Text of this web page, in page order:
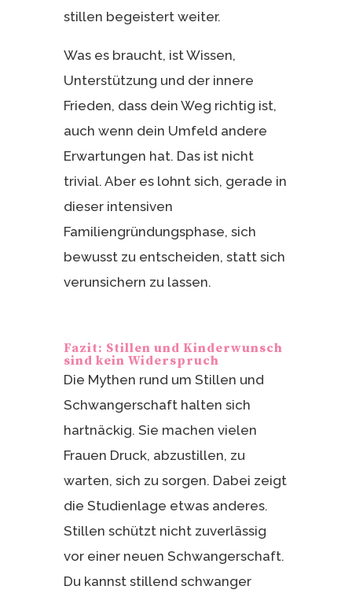
stillen begeistert weiter.
Was es braucht, ist Wissen,
Unterstützung und der innere
Frieden, dass dein Weg richtig ist,
auch wenn dein Umfeld andere
Erwartungen hat. Das ist nicht
trivial. Aber es lohnt sich, gerade in
dieser intensiven
Familiengründungsphase, sich
bewusst zu entscheiden, statt sich
verunsichern zu lassen.
Fazit: Stillen und Kinderwunsch
sind kein Widerspruch
Die Mythen rund um Stillen und
Schwangerschaft halten sich
hartnäckig. Sie machen vielen
Frauen Druck, abzustillen, zu
warten, sich zu sorgen. Dabei zeigt
die Studienlage etwas anderes.
Stillen schützt nicht zuverlässig
vor einer neuen Schwangerschaft.
Du kannst stillend schwanger